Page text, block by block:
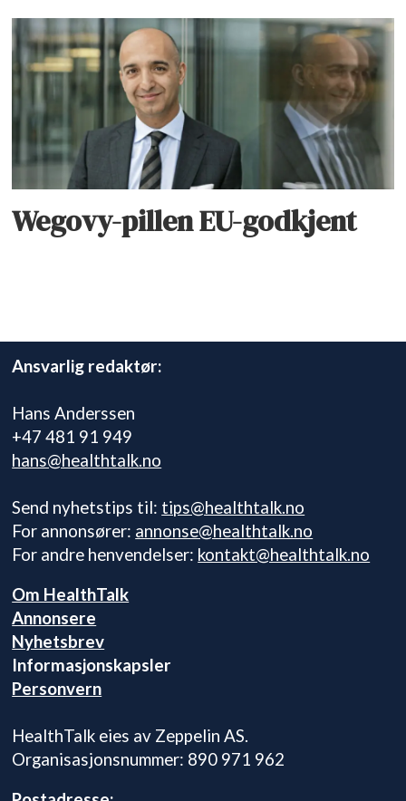
Wegovy-pillen EU-godkjent
Ansvarlig redaktør:
Hans Anderssen
+47 481 91 949
hans@healthtalk.no
Send nyhetstips til: tips@healthtalk.no
For annonsører: annonse@healthtalk.no
For andre henvendelser: kontakt@healthtalk.no
Om HealthTalk
Annonsere
Nyhetsbrev
Informasjonskapsler
Personvern
HealthTalk eies av Zeppelin AS.
Organisasjonsnummer: 890 971 962